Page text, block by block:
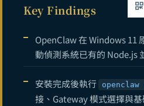
Key Findings
OpenClaw 在 Windows 11
動偵測系統已有的 Node.js
安裝完成後執行 openclaw
接、Gateway 模式選擇與